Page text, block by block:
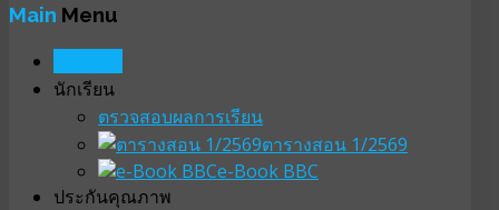
Main Menu
นักเรียน
ตรวจสอบผลการเรียน
ตารางสอน 1/2569
e-Book BBC
ประกันคุณภาพ